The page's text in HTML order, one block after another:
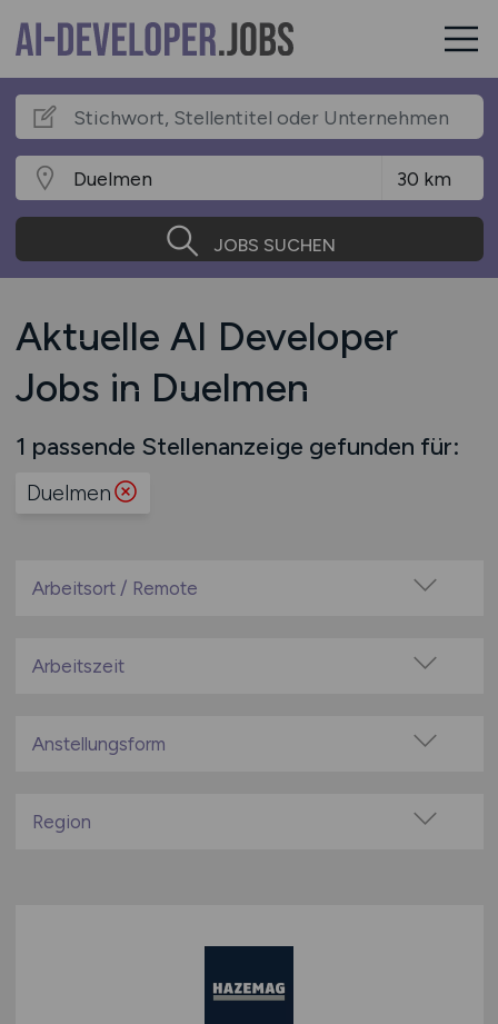
JOBS SUCHEN
Aktuelle AI Developer
Jobs in Duelmen
1 passende Stellenanzeige gefunden für:
Duelmen
Arbeitsort / Remote
Home-Office möglich / Hybrid
Remote aus dem Ausland möglich
Arbeitszeit
Teilzeit
Anstellungsform
befristete Anstellung
Arbeitnehmerüberlassung
geringfügige Beschäftigung / Minijob
Region